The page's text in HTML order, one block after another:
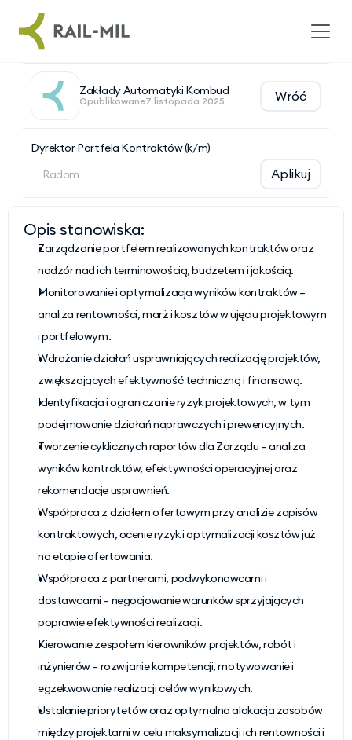
Zakłady Automatyki Kombud
Opublikowane7 listopada 2025 Wróć
Dyrektor Portfela Kontraktów (k/m)
Radom
Aplikuj
Opis stanowiska:
Zarządzanie portfelem realizowanych kontraktów oraz
nadzór nad ich terminowością, budżetem i jakością.
Monitorowanie i optymalizacja wyników kontraktów –
analiza rentowności, marż i kosztów w ujęciu projektowym
i portfelowym.
Wdrażanie działań usprawniających realizację projektów,
zwiększających efektywność techniczną i finansową.
Identyfikacja i ograniczanie ryzyk projektowych, w tym
podejmowanie działań naprawczych i prewencyjnych.
Tworzenie cyklicznych raportów dla Zarządu – analiza
wyników kontraktów, efektywności operacyjnej oraz
rekomendacje usprawnień.
Współpraca z działem ofertowym przy analizie zapisów
kontraktowych, ocenie ryzyk i optymalizacji kosztów już
na etapie ofertowania.
Współpraca z partnerami, podwykonawcami i
dostawcami – negocjowanie warunków sprzyjających
poprawie efektywności realizacji.
Kierowanie zespołem kierowników projektów, robót i
inżynierów – rozwijanie kompetencji, motywowanie i
egzekwowanie realizacji celów wynikowych.
Ustalanie priorytetów oraz optymalna alokacja zasobów
między projektami w celu maksymalizacji ich rentowności i